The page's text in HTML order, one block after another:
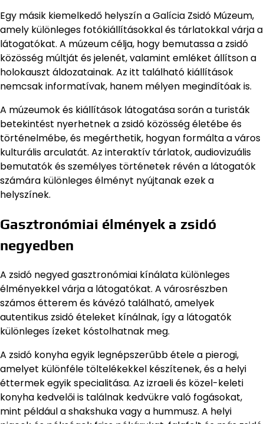
Egy másik kiemelkedő helyszín a Galícia Zsidó Múzeum,
amely különleges fotókiállításokkal és tárlatokkal várja a
látogatókat. A múzeum célja, hogy bemutassa a zsidó
közösség múltját és jelenét, valamint emléket állítson a
holokauszt áldozatainak. Az itt található kiállítások
nemcsak informatívak, hanem mélyen megindítóak is.
A múzeumok és kiállítások látogatása során a turisták
betekintést nyerhetnek a zsidó közösség életébe és
történelmébe, és megérthetik, hogyan formálta a város
kulturális arculatát. Az interaktív tárlatok, audiovizuális
bemutatók és személyes történetek révén a látogatók
számára különleges élményt nyújtanak ezek a
helyszínek.
Gasztronómiai élmények a zsidó
negyedben
A zsidó negyed gasztronómiai kínálata különleges
élményekkel várja a látogatókat. A városrészben
számos étterem és kávézó található, amelyek
autentikus zsidó ételeket kínálnak, így a látogatók
különleges ízeket kóstolhatnak meg.
A zsidó konyha egyik legnépszerűbb étele a pierogi,
amelyet különféle töltelékekkel készítenek, és a helyi
éttermek egyik specialitása. Az izraeli és közel-keleti
konyha kedvelői is találnak kedvükre való fogásokat,
mint például a shakshuka vagy a hummusz. A helyi